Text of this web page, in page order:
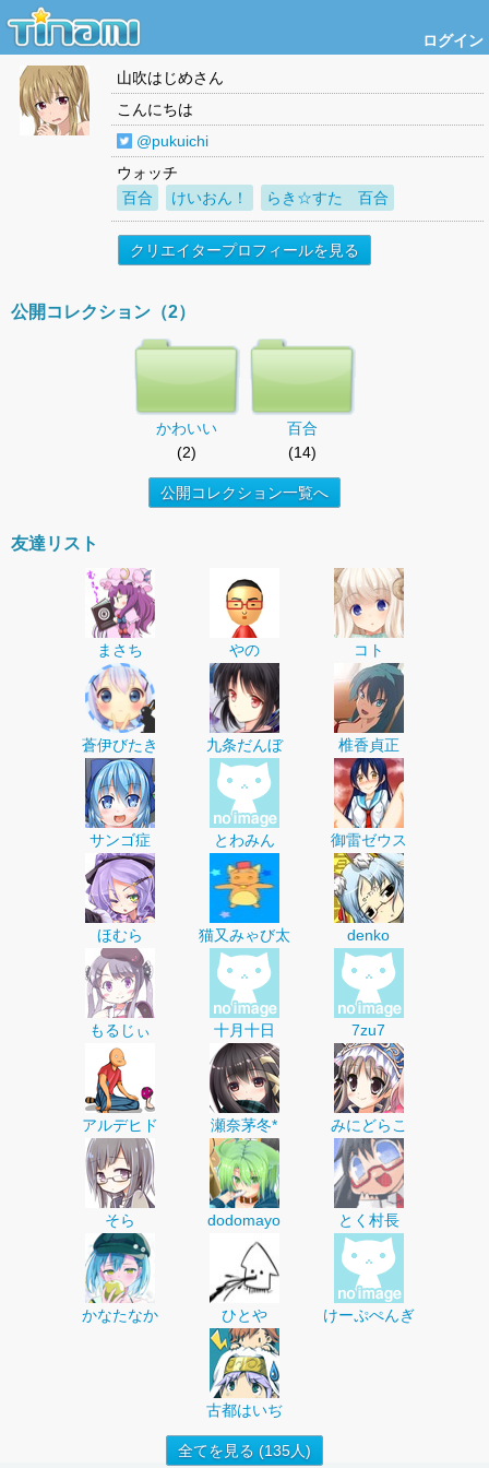
ログイン
山吹はじめさん
こんにちは
@pukuichi
ウォッチ
百合
けいおん！ らき☆すた 百合
クリエイタープロフィールを見る
公開コレクション（2）
かわいい
(2)
百合
(14)
公開コレクション一覧へ
友達リスト
まさち やの コト
蒼伊びたき 九条だんぼ 椎香貞正
サンゴ症 とわみん 御雷ゼウス
ほむら 猫又みゃび太 denko
もるじぃ 十月十日 7zu7
アルデヒド 瀬奈茅冬* みにどらこ
そら dodomayo とく村長
かなたなか ひとや けーぷぺんぎ
古都はいぢ
全てを見る (135人)